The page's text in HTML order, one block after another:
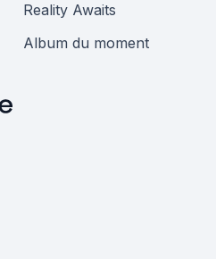
Reality Awaits
Album du moment